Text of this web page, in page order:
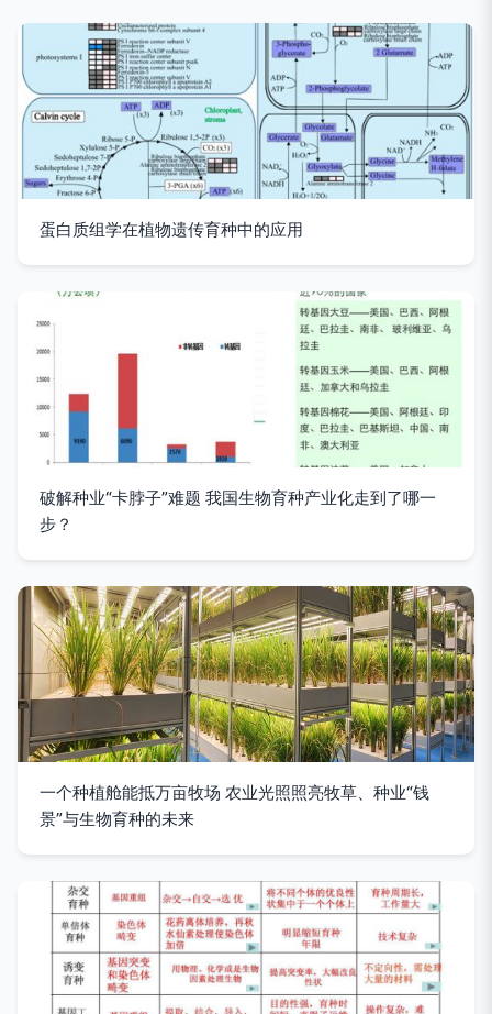
蛋白质组学在植物遗传育种中的应用
破解种业“卡脖子”难题 我国生物育种产业化走到了哪一
步？
一个种植舱能抵万亩牧场 农业光照照亮牧草、种业“钱
景”与生物育种的未来